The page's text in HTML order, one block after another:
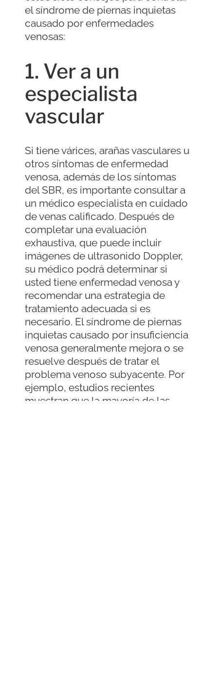
el síndrome de piernas inquietas
causado por enfermedades
venosas:
1. Ver a un
especialista
vascular
Si tiene várices, arañas vasculares u
otros síntomas de enfermedad
venosa, además de los síntomas
del SBR, es importante consultar a
un médico especialista en cuidado
de venas calificado. Después de
completar una evaluación
exhaustiva, que puede incluir
imágenes de ultrasonido Doppler,
su médico podrá determinar si
usted tiene enfermedad venosa y
recomendar una estrategia de
tratamiento adecuada si es
necesario. El síndrome de piernas
inquietas causado por insuficiencia
venosa generalmente mejora o se
resuelve después de tratar el
problema venoso subyacente. Por
ejemplo, estudios recientes
muestran que la mayoría de las